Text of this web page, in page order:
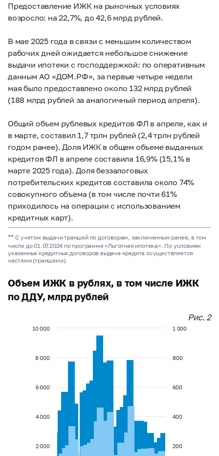
Предоставление ИЖК на рыночных условиях
возросло: на 22,7%, до 42,6 млрд рублей.
В мае 2025 года в связи с меньшим количеством
рабочих дней ожидается небольшое снижение
выдачи ипотеки с господдержкой: по оперативным
данным АО «ДОМ.РФ», за первые четыре недели
мая было предоставлено около 132 млрд рублей
(188 млрд рублей за аналогичный период апреля).
Общий объем рублевых кредитов ФЛ в апреле, как и
в марте, составил 1,7 трлн рублей (2,4 трлн рублей
годом ранее). Доля ИЖК в общем объеме выданных
кредитов ФЛ в апреле составила 16,9% (15,1% в
марте 2025 года). Доля беззалоговых
потребительских кредитов составила около 74%
совокупного объема (в том числе почти 61%
приходилось на операции с использованием
кредитных карт).
**С учетом выдачи траншей по договорам, заключенным ранее, в том
числе до 01.07.2024 по программе «Льготная ипотека». По условиям
указанных кредитных договоров выдача кредита осуществляется
частями (траншами).
Объем ИЖК в рублях, в том числе ИЖК
по ДДУ, млрд рублей
Рис. 2
2 000
4 000
6 000
8 000
10 000
200
400
600
800
1 000